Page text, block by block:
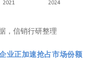
，信销行研整理
业正加速抢占市场份额